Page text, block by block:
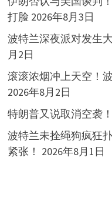
打脸 2026年8月3日
波特兰深夜派对发生
月2日
滚滚浓烟冲上天空！
2026年8月2日
特朗普又说取消空袭！
波特兰未拴绳狗疯狂
紧张！ 2026年8月1日